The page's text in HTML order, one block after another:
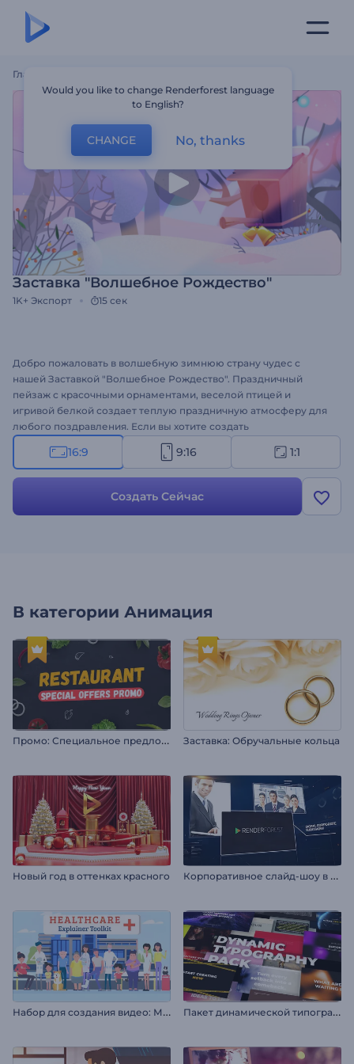
Главная
Заставка "Волшебное Рождество"
1K+ Экспорт 15 сек
Добро пожаловать в волшебную зимнюю страну чудес с
нашей Заставкой "Волшебное Рождество". Праздничный
пейзаж с красочными орнаментами, веселой птицей и
игривой белкой создает теплую праздничную атмосферу для
любого поздравления. Если вы хотите создать
поздравительные видео, приглашения на праздничные
мероприятия, праздничные оповещения или праздничные
Персонализировать видео можно быстро и легко - загрузите
свой логотип, добавьте праздничные пожелания и выберите
16:9 9:16 1:1
Создать Сейчас
В категории Анимация
П
ромо: Специальное предложение ресторана Заставка: Обручальные кольца
Новый год в оттенках красного К
орпоративное слайд-шоу в стиле диджитал
Н
абор для создания видео: Медицина П
акет динамической типографики
Would you like to change Renderforest language
to English?
CHANGE No, thanks